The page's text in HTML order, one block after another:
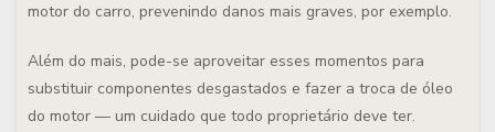
motor do carro, prevenindo danos mais graves, por exemplo.
Além do mais, pode-se aproveitar esses momentos para
substituir componentes desgastados e fazer a troca de óleo
do motor — um cuidado que todo proprietário deve ter.